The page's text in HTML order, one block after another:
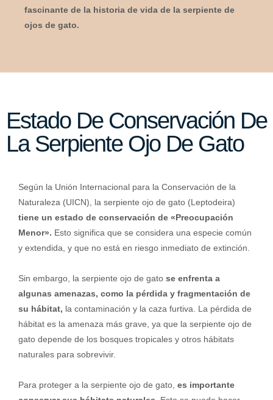
fascinante de la historia de vida de la serpiente de
ojos de gato.
Estado De Conservación De
La Serpiente Ojo De Gato
Según la Unión Internacional para la Conservación de la
Naturaleza (UICN), la serpiente ojo de gato (Leptodeira)
tiene un estado de conservación de «Preocupación
Menor». Esto significa que se considera una especie común
y extendida, y que no está en riesgo inmediato de extinción.
Sin embargo, la serpiente ojo de gato se enfrenta a
algunas amenazas, como la pérdida y fragmentación de
su hábitat, la contaminación y la caza furtiva. La pérdida de
hábitat es la amenaza más grave, ya que la serpiente ojo de
gato depende de los bosques tropicales y otros hábitats
naturales para sobrevivir.
Para proteger a la serpiente ojo de gato, es importante